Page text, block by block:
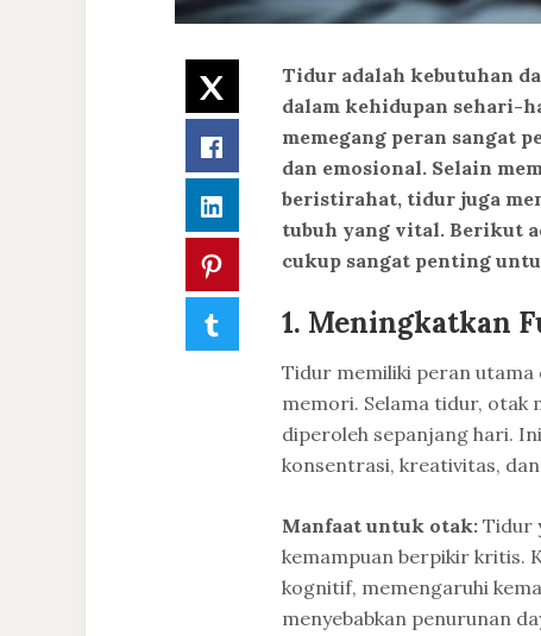
Twitter
Facebook
LinkedIn
Pinterest
Tumblr
Tidur adalah kebutuhan
dalam kehidupan sehari-
memegang peran sangat
dan emosional. Selain
beristirahat, tidur juga
tubuh yang vital. Berikut
cukup sangat penting
1. Meningkatkan
Tidur memiliki peran utama
memori. Selama tidur, otak
diperoleh sepanjang hari.
konsentrasi, kreativitas,
Manfaat untuk otak:Tidur
kemampuan berpikir kritis.
kognitif, memengaruhi
menyebabkan penurunan